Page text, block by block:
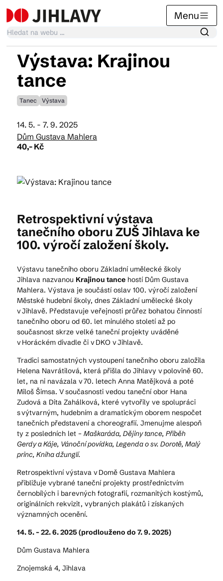
Menu
Kalendář akcí
Tradiční akce
Články
Suvenýry
Praktické info
CS EN DE
© 2026 Brána Jihlavy
Výstava: Krajinou
tance
Tanec Výstava
14. 5. - 7. 9. 2025
Dům Gustava Mahlera
40,- Kč
Retrospektivní výstava
tanečního oboru ZUŠ Jihlava ke
100. výročí založení školy.
Výstavu tanečního oboru Základní umělecké školy
Jihlava nazvanou Krajinou tance hostí Dům Gustava
Mahlera. Výstava je součástí oslav 100. výročí založení
Městské hudební školy, dnes Základní umělecké školy
v Jihlavě. Představuje veřejnosti průřez bohatou činností
tanečního oboru od 60. let minulého století až po
současnost skrze velké taneční projekty uváděné
v Horáckém divadle či v DKO v Jihlavě.
Tradici samostatných vystoupení tanečního oboru založila
Helena Navrátilová, která přišla do Jihlavy v polovině 60.
let, na ni navázala v 70. letech Anna Matějková a poté
Miloš Šimsa. V současnosti vedou taneční obor Hana
Zudová a Dita Zahálková, které vytvořily ve spolupráci
s výtvarným, hudebním a dramatickým oborem nespočet
tanečních představení a choreografií. Jmenujme alespoň
ty z posledních let – Maškaráda, Dějiny tance, Příběh
Gerdy a Káje, Vánoční povídka, Legenda o sv. Dorotě, Malý
princ, Kniha džunglí.
Retrospektivní výstava v Domě Gustava Mahlera
přibližuje vybrané taneční projekty prostřednictvím
černobílých i barevných fotografií, rozmanitých kostýmů,
originálních rekvizit, vybraných plakátů i získaných
významných ocenění.
14. 5. – 22. 6. 2025 (prodlouženo do 7. 9. 2025)
Dům Gustava Mahlera
Znojemská 4, Jihlava